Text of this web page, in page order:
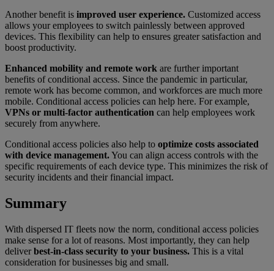
Another benefit is improved user experience. Customized access
allows your employees to switch painlessly between approved
devices. This flexibility can help to ensures greater satisfaction and
boost productivity.
Enhanced mobility and remote work are further important
benefits of conditional access. Since the pandemic in particular,
remote work has become common, and workforces are much more
mobile. Conditional access policies can help here. For example,
VPNs or multi-factor authentication can help employees work
securely from anywhere.
Conditional access policies also help to optimize costs associated
with device management.You can align access controls with the
specific requirements of each device type. This minimizes the risk of
security incidents and their financial impact.
Summary
With dispersed IT fleets now the norm, conditional access policies
make sense for a lot of reasons. Most importantly, they can help
deliverbest-in-class security to your business. This is a vital
consideration for businesses big and small.